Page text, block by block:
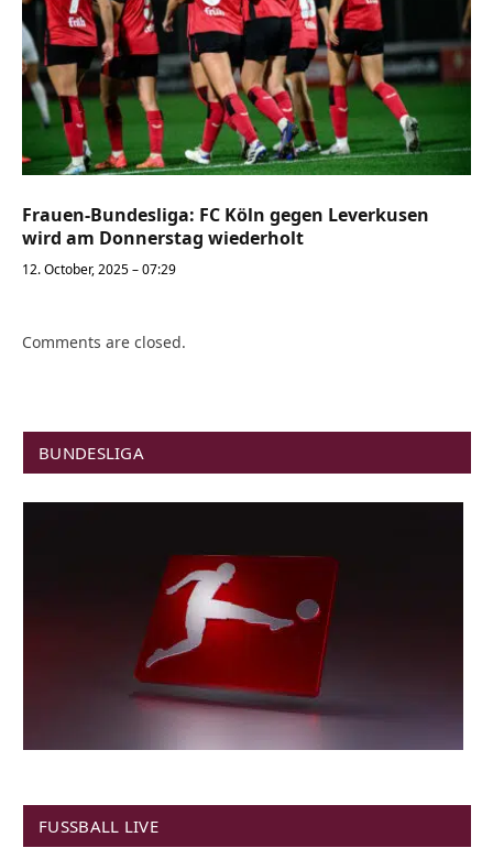
Frauen-Bundesliga: FC Köln gegen Leverkusen
wird am Donnerstag wiederholt
12. October, 2025 – 07:29
Comments are closed.
BUNDESLIGA
FUSSBALL LIVE